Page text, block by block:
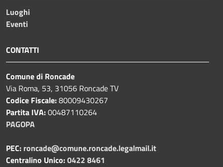
Luoghi
Eventi
CONTATTI
Comune di Roncade
Via Roma, 53, 31056 Roncade TV
Codice Fiscale:80009430267
Partita IVA:00487110264
PAGOPA
PEC: roncade@comune.roncade.legalmail.it
Centralino Unico:0422 8461